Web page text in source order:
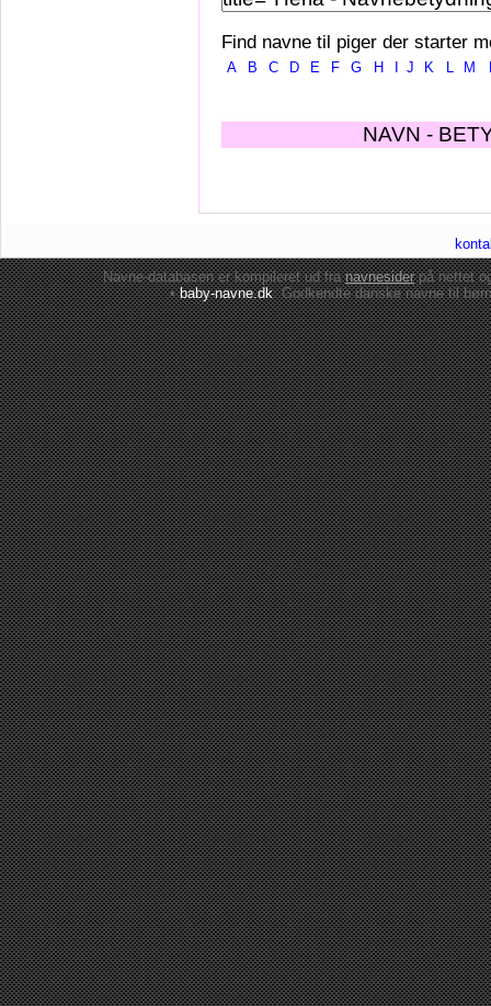
Find navne til piger der starter
A B C D E F G H J K L M
NAVN -
Navne-databasen er kompileret ud franavnesiderpå nettet
•baby-navne.dk: Godkendte danskenavne til børn